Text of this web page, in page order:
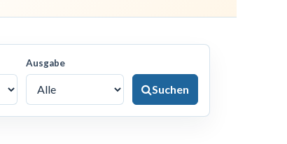
Ausgabe
Suchen